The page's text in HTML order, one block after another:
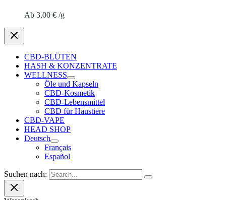
Ab 3,00 € /g
CBD-BLÜTEN
HASH & KONZENTRATE
WELLNESS
Öle und Kapseln
CBD-Kosmetik
CBD-Lebensmittel
CBD für Haustiere
CBD-VAPE
HEAD SHOP
Deutsch
Français
Español
Suchen nach: